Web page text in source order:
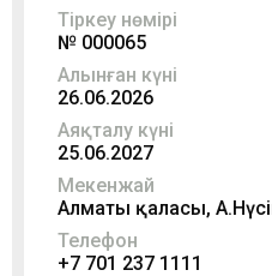
Тіркеу нөмірі
№ 000065
Алынған күні
26.06.2026
Аяқталу күні
25.06.2027
Мекенжай
Алматы қаласы,
Телефон
+7 701 237 1111